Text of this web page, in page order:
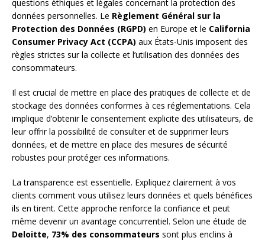
questions éthiques et légales concernant la protection des
données personnelles. Le Règlement Général sur la
Protection des Données (RGPD) en Europe et le California
Consumer Privacy Act (CCPA) aux États-Unis imposent des
règles strictes sur la collecte et l’utilisation des données des
consommateurs.
Il est crucial de mettre en place des pratiques de collecte et de
stockage des données conformes à ces réglementations. Cela
implique d’obtenir le consentement explicite des utilisateurs, de
leur offrir la possibilité de consulter et de supprimer leurs
données, et de mettre en place des mesures de sécurité
robustes pour protéger ces informations.
La transparence est essentielle. Expliquez clairement à vos
clients comment vous utilisez leurs données et quels bénéfices
ils en tirent. Cette approche renforce la confiance et peut
même devenir un avantage concurrentiel. Selon une étude de
Deloitte, 73% des consommateurs sont plus enclins à